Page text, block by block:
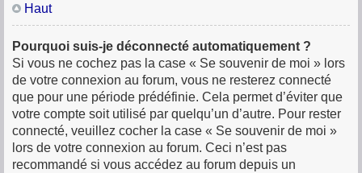
Haut
Pourquoi suis-je déconnecté automatiquement ?
Si vous ne cochez pas la case « Se souvenir de moi » lors
de votre connexion au forum, vous ne resterez connecté
que pour une période prédéfinie. Cela permet d’éviter que
votre compte soit utilisé par quelqu’un d’autre. Pour rester
connecté, veuillez cocher la case « Se souvenir de moi »
lors de votre connexion au forum. Ceci n’est pas
recommandé si vous accédez au forum depuis un